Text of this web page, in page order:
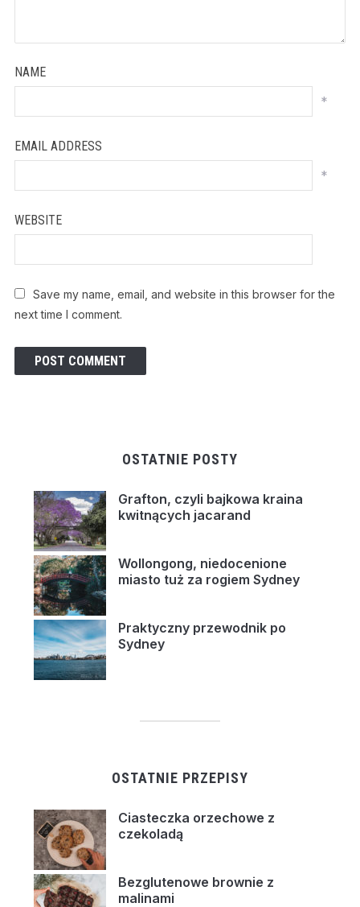
NAME
*
EMAIL ADDRESS
*
WEBSITE
Save my name, email, and website in this browser for the
next time I comment.
OSTATNIE POSTY
Grafton, czyli bajkowa kraina
kwitnących jacarand
Wollongong, niedocenione
miasto tuż za rogiem Sydney
Praktyczny przewodnik po
Sydney
OSTATNIE PRZEPISY
Ciasteczka orzechowe z
czekoladą
Bezglutenowe brownie z
malinami